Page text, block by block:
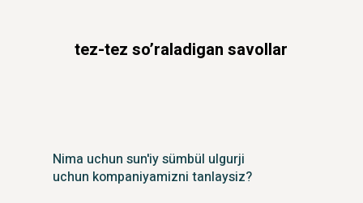
tez-tez so’raladigan savollar
Nima uchun sun'iy sümbül ulgurji
uchun kompaniyamizni tanlaysiz?